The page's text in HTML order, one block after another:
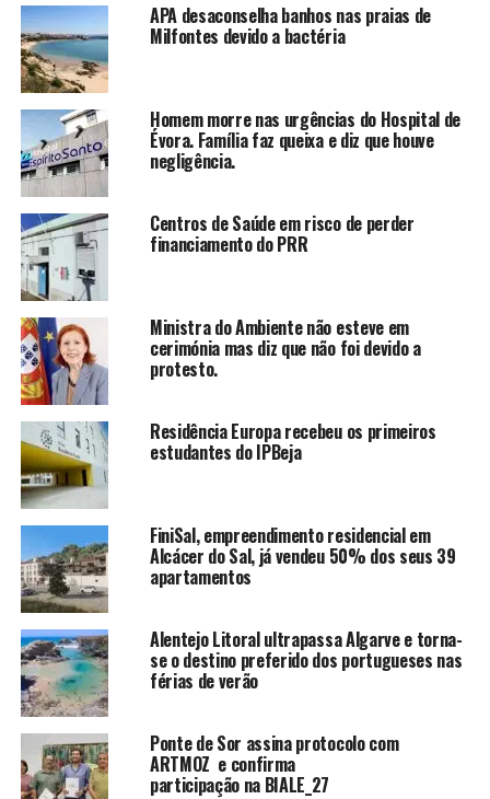
APA desaconselha banhos nas praias de
Milfontes devido a bactéria
Homem morre nas urgências do Hospital de
Évora. Família faz queixa e diz que houve
negligência.
Centros de Saúde em risco de perder
financiamento do PRR
Ministra do Ambiente não esteve em
cerimónia mas diz que não foi devido a
protesto.
Residência Europa recebeu os primeiros
estudantes do IPBeja
FiniSal, empreendimento residencial em
Alcácer do Sal, já vendeu 50% dos seus 39
apartamentos
Alentejo Litoral ultrapassa Algarve e torna-
se o destino preferido dos portugueses nas
férias de verão
Ponte de Sor assina protocolo com
ARTMOZ e confirma
participação na BIALE_27